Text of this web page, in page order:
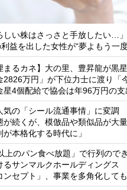
しい株はさっさと手放したい…
益を出した女性が“夢よもう一
まるカネ】大の里、豊昇龍が黒
2826万円」が下位力士に渡り「
4個配給で協会は年96万円の支
気の「シール流通事情」に変調
が続くが、模倣品や類似品が大
本格化する時代に」
上のパン食べ放題」で行列ので
るサンマルクホールディングス
ンセプト」、事業を多角化して